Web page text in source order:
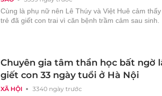
Cùng là phụ nữ nên Lê Thúy và Việt Huê cảm
trẻ đã giết con trai vì căn bệnh trầm cảm sau sinh.
XÃ HỘI 3340 ngày trước
Chuyên gia tâm thần học bất ngờ
giết con 33 ngày tuổi ở Hà Nội